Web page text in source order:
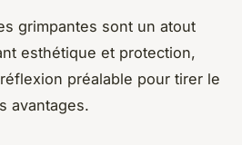
grimpantes sont un atout
esthétique et protection,
préalable pour tirer le
avantages.